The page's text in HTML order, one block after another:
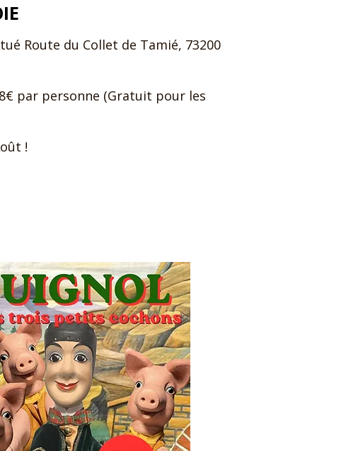
Route du Collet de Tamié, 73200
par personne (Gratuit pour les
!